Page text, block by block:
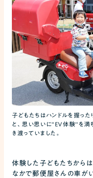
子どもたちはハンドルを握っ
と、思い思いに"EV体験"を満
き渡っていました。
体験した子どもたちからは
なかで郵便屋さんの車が